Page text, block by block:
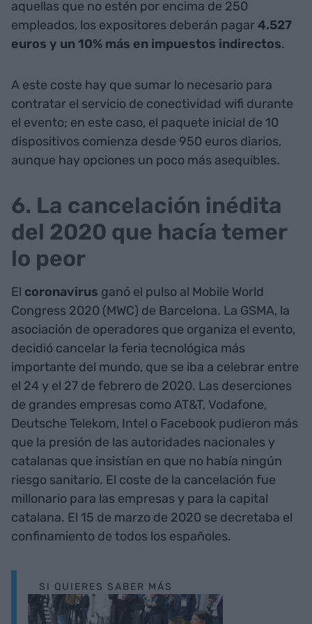
aquellas que no estén por encima de 250
empleados, los expositores deberán pagar4.527
euros y un 10% más en impuestos indirectos.
A este coste hay que sumar lo necesario para
contratar el servicio de conectividad wifi durante
el evento; en este caso, el paquete inicial de 10
dispositivos comienza desde 950 euros diarios,
aunque hay opciones un poco más asequibles.
6. La cancelación inédita
del 2020 que hacía temer
lo peor
El coronavirus ganó el pulso al Mobile World
Congress 2020 (MWC) de Barcelona. La GSMA, la
asociación de operadores que organiza el evento,
decidió cancelar la feria tecnológica más
importante del mundo, que se iba a celebrar entre
el 24 y el 27 de febrero de 2020. Las deserciones
de grandes empresas como AT&T, Vodafone,
Deutsche Telekom, Intel o Facebook pudieron más
que la presión de las autoridades nacionales y
catalanas que insistían en que no había ningún
riesgo sanitario. El coste de la cancelación fue
millonario para las empresas y para la capital
catalana. El 15 de marzo de 2020 se decretaba el
confinamiento de todos los españoles.
SI QUIERES SABER MÁS